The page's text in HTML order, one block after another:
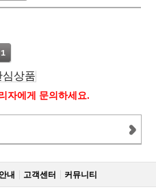
심상품
자에게 문의하세요.
내 고객센터 커뮤니티